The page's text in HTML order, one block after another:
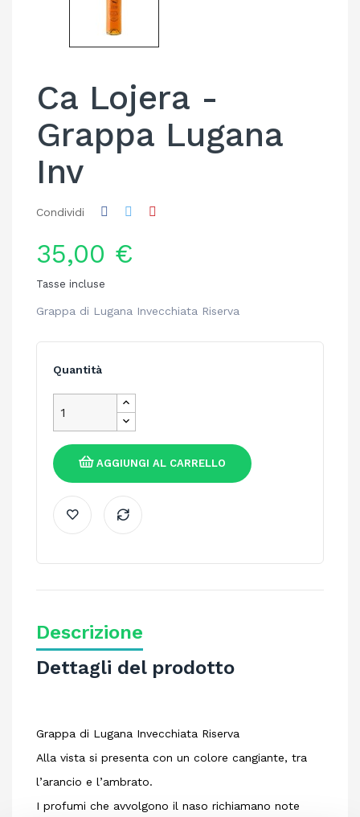
Ca Lojera -
Grappa Lugana
Inv
Condividi
35,00 €
Tasse incluse
Grappa di Lugana Invecchiata Riserva
Quantità
AGGIUNGI AL CARRELLO
Descrizione
Dettagli del prodotto
Grappa di Lugana Invecchiata Riserva
Alla vista si presenta con un colore cangiante, tra
l’arancio e l’ambrato.
I profumi che avvolgono il naso richiamano note